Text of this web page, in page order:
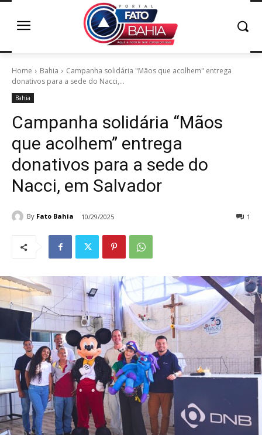
Home Bahia
Campanha solidária "Mãos que acolhem" entrega
donativos para a sede do Nacci,...
Bahia
Campanha solidária “Mãos
que acolhem” entrega
donativos para a sede do
Nacci, em Salvador
By Fato Bahia 10/29/2025 1